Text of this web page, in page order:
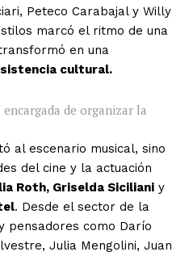
Peteco Carabajal y Willy
marcó el ritmo de una
en una
cultural.
de organizar la
al escenario musical, sino
del cine y la actuación
Roth, Griselda Siciliani y
. Desde el sector de la
pensadores como Darío
Julia Mengolini, Juan